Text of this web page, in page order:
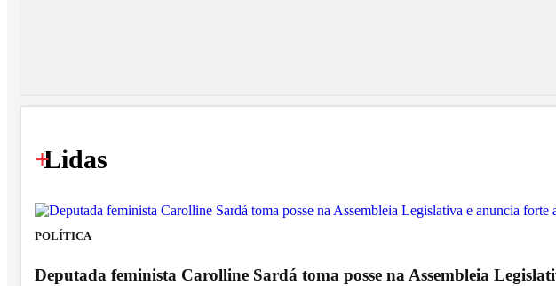
+
Lidas
POLÍTICA
Deputada feminista Carolline Sardá toma posse na Assembleia